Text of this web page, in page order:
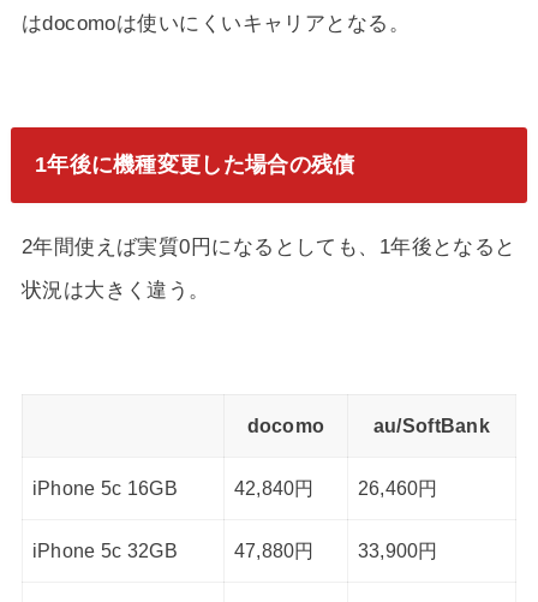
はdocomoは使いにくいキャリアとなる。
1年後に機種変更した場合の残債
2年間使えば実質0円になるとしても、1年後となると
状況は大きく違う。
docomo au/SoftBank
iPhone 5c 16GB 42,840円 26,460円
iPhone 5c 32GB 47,880円 33,900円